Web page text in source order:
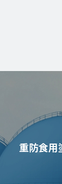
重防食用